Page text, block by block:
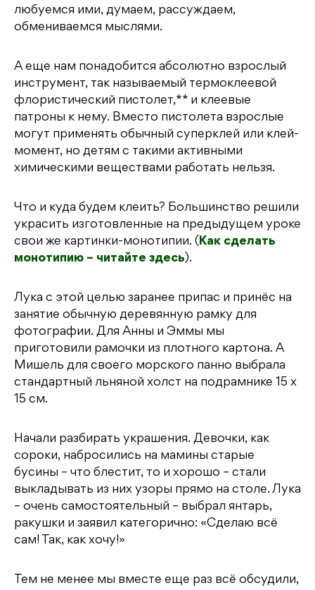
любуемся ими, думаем, рассуждаем,
обмениваемся мыслями.
А еще нам понадобится абсолютно взрослый
инструмент, так называемый термоклеевой
флористический пистолет,** и клеевые
патроны к нему. Вместо пистолета взрослые
могут применять обычный суперклей или клей-
момент, но детям с такими активными
химическими веществами работать нельзя.
Что и куда будем клеить? Большинство решили
украсить изготовленные на предыдущем уроке
свои же картинки-монотипии. ( Как сделать
монотипию – читайте здесь).
Лука с этой целью заранее припас и принёс на
занятие обычную деревянную рамку для
фотографии. Для Анны и Эммы мы
приготовили рамочки из плотного картона. А
Мишель для своего морского панно выбрала
стандартный льняной холст на подрамнике 15 х
15 см.
Начали разбирать украшения. Девочки, как
сороки, набросились на мамины старые
бусины – что блестит, то и хорошо – стали
выкладывать из них узоры прямо на столе. Лука
– очень самостоятельный – выбрал янтарь,
ракушки и заявил категорично: «Сделаю всё
сам! Так, как хочу!»
Тем не менее мы вместе еще раз всё обсудили,